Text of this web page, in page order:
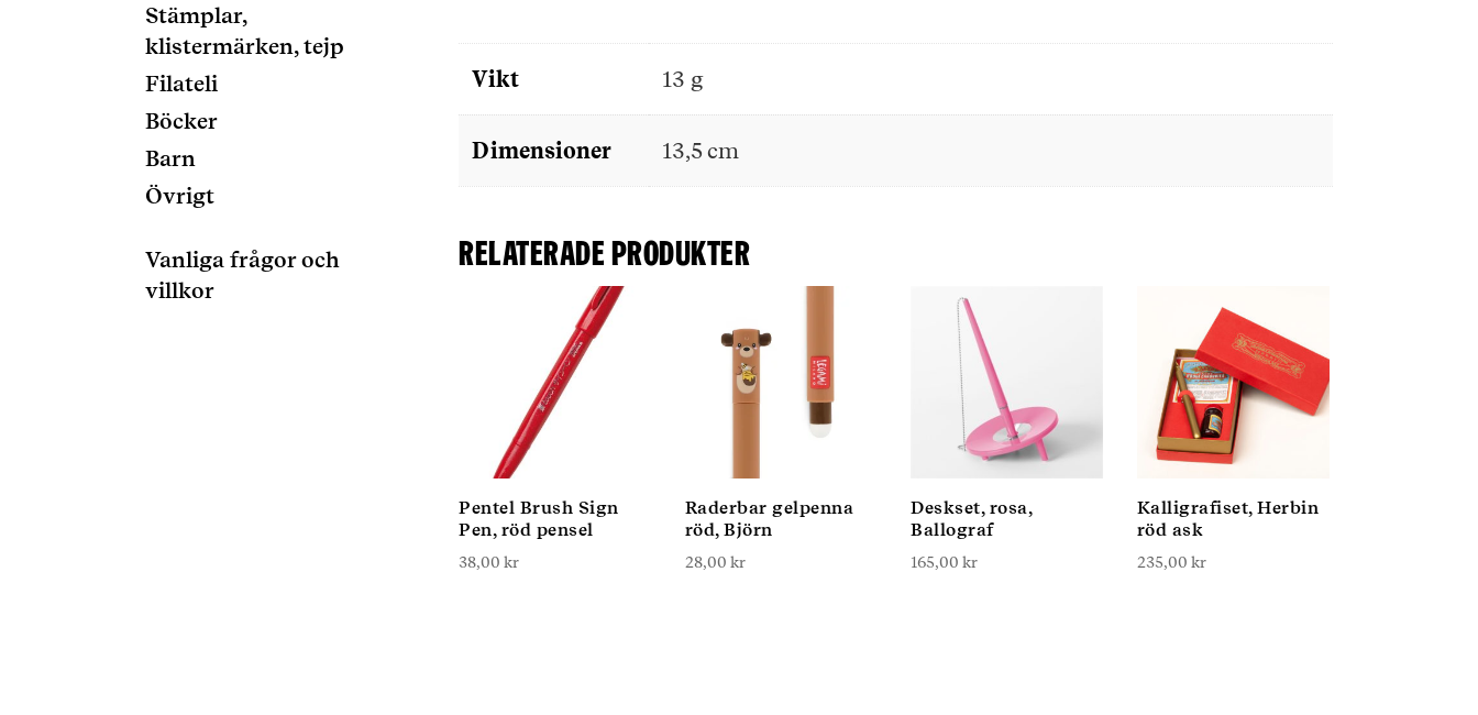
Vikt 13 g
Dimensioner 13,5 cm
Relaterade produkter
Pentel Brush Sign
Pen, röd pensel
38,00 kr
Raderbar gelpenna
röd, Björn
28,00 kr
Deskset, rosa,
Ballograf
165,00 kr
Kalligrafiset, Herbin
röd ask
235,00 kr
Stämplar,
klistermärken, tejp
Filateli
Böcker
Barn
Övrigt
Vanliga frågor och
villkor